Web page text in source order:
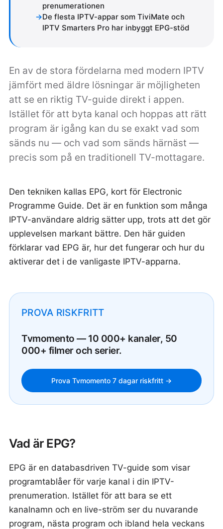
prenumerationen
De flesta IPTV-appar som TiviMate och
IPTV Smarters Pro har inbyggt EPG-stöd
En av de stora fördelarna med modern IPTV
jämfört med äldre lösningar är möjligheten
att se en riktig TV-guide direkt i appen.
Istället för att byta kanal och hoppas att rätt
program är igång kan du se exakt vad som
sänds nu — och vad som sänds härnäst —
precis som på en traditionell TV-mottagare.
Den tekniken kallas EPG, kort för Electronic
Programme Guide. Det är en funktion som många
IPTV-användare aldrig sätter upp, trots att det gör
upplevelsen markant bättre. Den här guiden
förklarar vad EPG är, hur det fungerar och hur du
aktiverar det i de vanligaste IPTV-apparna.
PROVA RISKFRITT
Tvmomento — 10 000+ kanaler, 50
000+ filmer och serier.
Prova Tvmomento 7 dagar riskfritt →
Vad är EPG?
EPG är en databasdriven TV-guide som visar
programtablåer för varje kanal i din IPTV-
prenumeration. Istället för att bara se ett
kanalnamn och en live-ström ser du nuvarande
program, nästa program och ibland hela veckans